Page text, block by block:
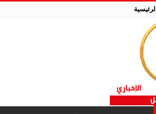
الرئيسية